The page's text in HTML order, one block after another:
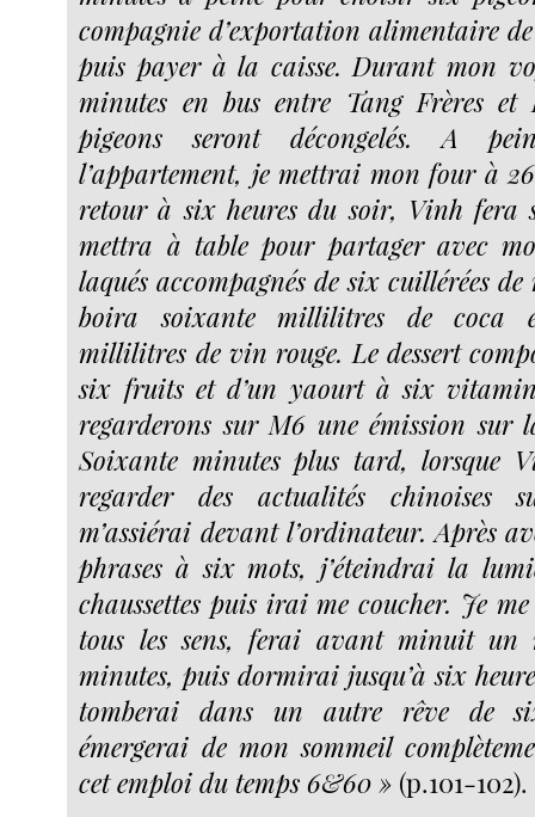
compagnie d’exportation alimentaire
puis payer à la caisse. Durant mon
minutes en bus entre Tang Frères et
pigeons seront décongelés. A
l’appartement, je mettrai mon four à
retour à six heures du soir, Vinh fera
mettra à table pour partager avec
laqués accompagnés de six cuillérées
boira soixante millilitres de coca
millilitres de vin rouge. Le dessert
six fruits et d’un yaourt à six
regarderons sur M6 une émission sur
Soixante minutes plus tard, lorsque
regarder des actualités chinoises
m’assiérai devant l’ordinateur. Après
phrases à six mots, j’éteindrai la
chaussettes puis irai me coucher. Je
tous les sens, ferai avant minuit un
minutes, puis dormirai jusqu’à six
tomberai dans un autre rêve de
émergerai de mon sommeil
cet emploi du temps 6&60 » (p.101-102).